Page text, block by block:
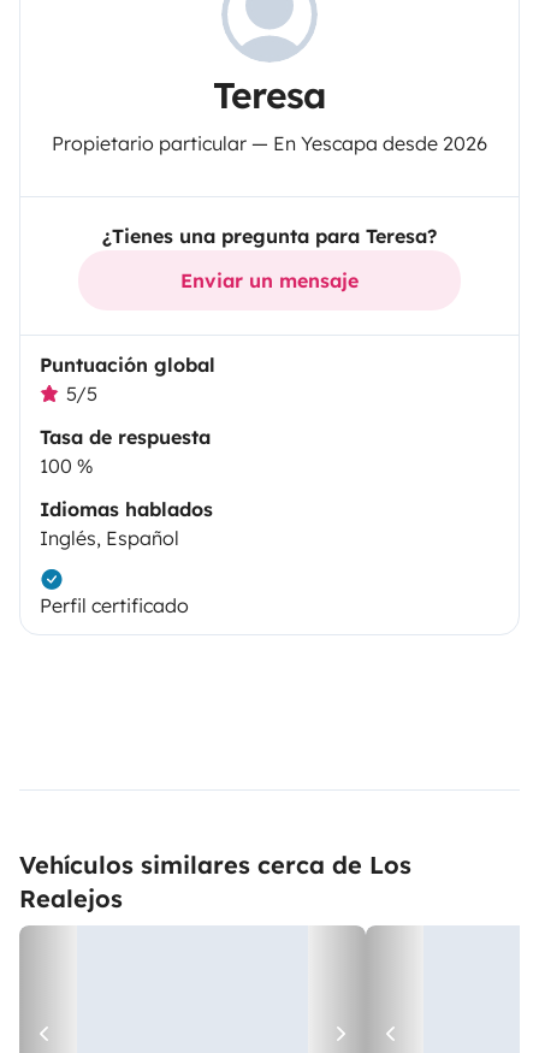
Teresa
Propietario particular — En Yescapa desde 2026
¿Tienes una pregunta para Teresa?
Enviar un mensaje
Puntuación global
5/5
Tasa de respuesta
100 %
Idiomas hablados
Inglés, Español
Perfil certificado
Vehículos similares cerca de Los
Realejos